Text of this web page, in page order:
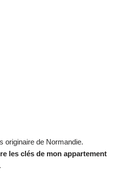
originaire de Normandie.
les clés de mon appartement
.